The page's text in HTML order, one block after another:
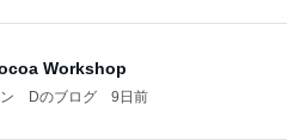
Workshop
ン Dのブログ 9日前